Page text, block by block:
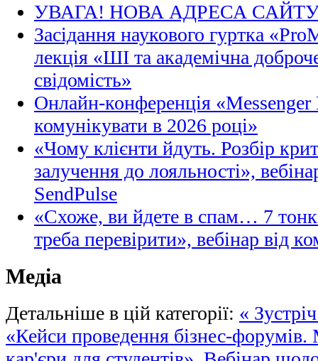
УВАГА! НОВА АДРЕСА
Засідання наукового гуртка
лекція «ШІ та академічна
свідомість»
Онлайн-конференція
комунікувати в 2026 році»
«Чому клієнти йдуть. Розбір
залучення до лояльності»,
SendPulse
«Схоже, ви йдете в спам… 7
треба перевірити», вебінар від
Медіа
Детальніше в цій категорії: «
«Кейси проведення бізнес-